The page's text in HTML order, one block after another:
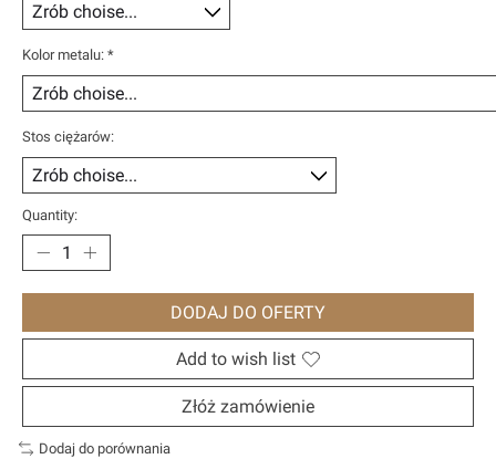
Kolor metalu: *
Stos ciężarów:
Quantity:
DODAJ DO OFERTY
Add to wish list
Złóż zamówienie
Dodaj do porównania